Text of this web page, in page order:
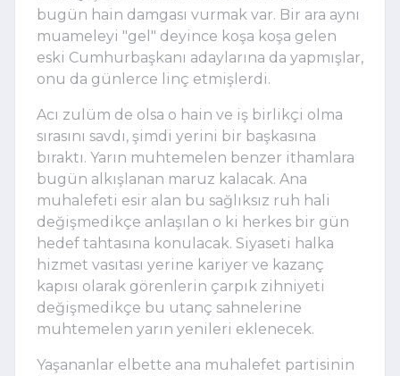
bugün hain damgası vurmak var. Bir ara aynı
muameleyi "gel" deyince koşa koşa gelen
eski Cumhurbaşkanı adaylarına da yapmışlar,
onu da günlerce linç etmişlerdi.
Acı zulüm de olsa o hain ve iş birlikçi olma
sırasını savdı, şimdi yerini bir başkasına
bıraktı. Yarın muhtemelen benzer ithamlara
bugün alkışlanan maruz kalacak. Ana
muhalefeti esir alan bu sağlıksız ruh hali
değişmedikçe anlaşılan o ki herkes bir gün
hedef tahtasına konulacak. Siyaseti halka
hizmet vasıtası yerine kariyer ve kazanç
kapısı olarak görenlerin çarpık zihniyeti
değişmedikçe bu utanç sahnelerine
muhtemelen yarın yenileri eklenecek.
Yaşananlar elbette ana muhalefet partisinin